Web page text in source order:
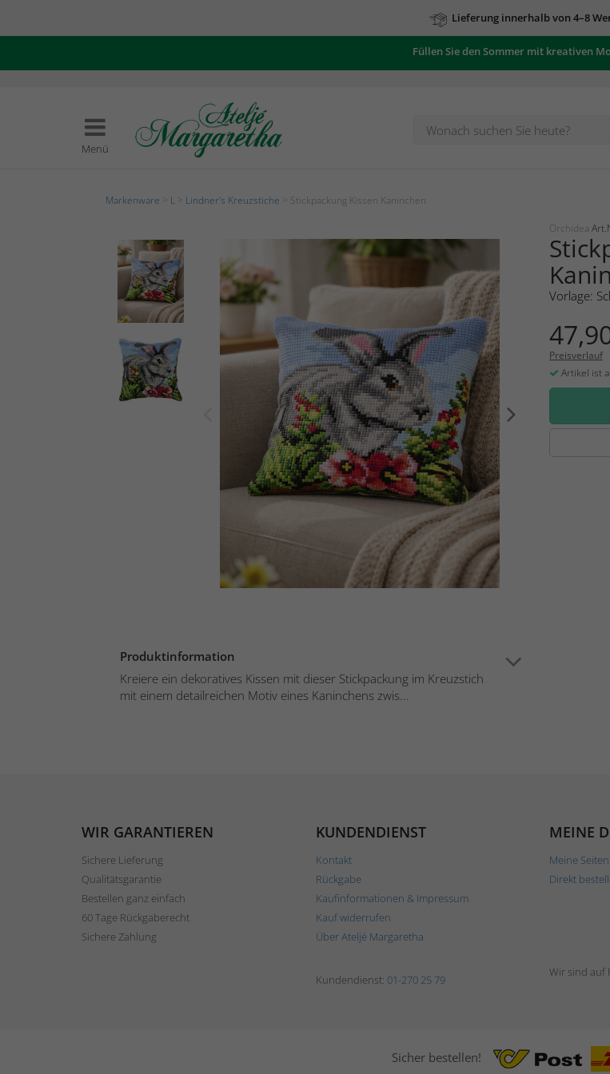
Lieferung innerhalb von 4–8
Füllen Sie den Sommer mit kreativen
Menü
Markenware L Lindner's Kreuzstiche > Stickpackung Kissen Kaninchen
Produktinformation
Kreiere ein dekoratives Kissen mit dieser Stickpackung im Kreuzstich
mit einem detailreichen Motiv eines Kaninchens zwis...
Orchidea
Vorlage:
Preisverlauf
Artikel ist
WIR GARANTIEREN
Sichere Lieferung
Qualitätsgarantie
Bestellen ganz einfach
60 Tage Rückgaberecht
Sichere Zahlung
KUNDENDIENST
Kontakt
Rückgabe
Kaufinformationen & Impressum
Kauf widerrufen
Über Ateljé Margaretha
MEINE
Meine Seiten
Direkt
Kundendienst: 01-270 25 79
Wir sind auf
Sicher bestellen!